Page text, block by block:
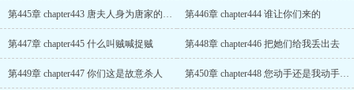
第445章 chapter443 唐夫人身为唐家的主母，礼仪可不能忘 第446章 chapter444 谁让你们来的
第447章 chapter445 什么叫贼喊捉贼 第448章 chapter446 把她们给我丢出去
第449章 chapter447 你们这是故意杀人 第450章 chapter448 您动手还是我动手，区别不大